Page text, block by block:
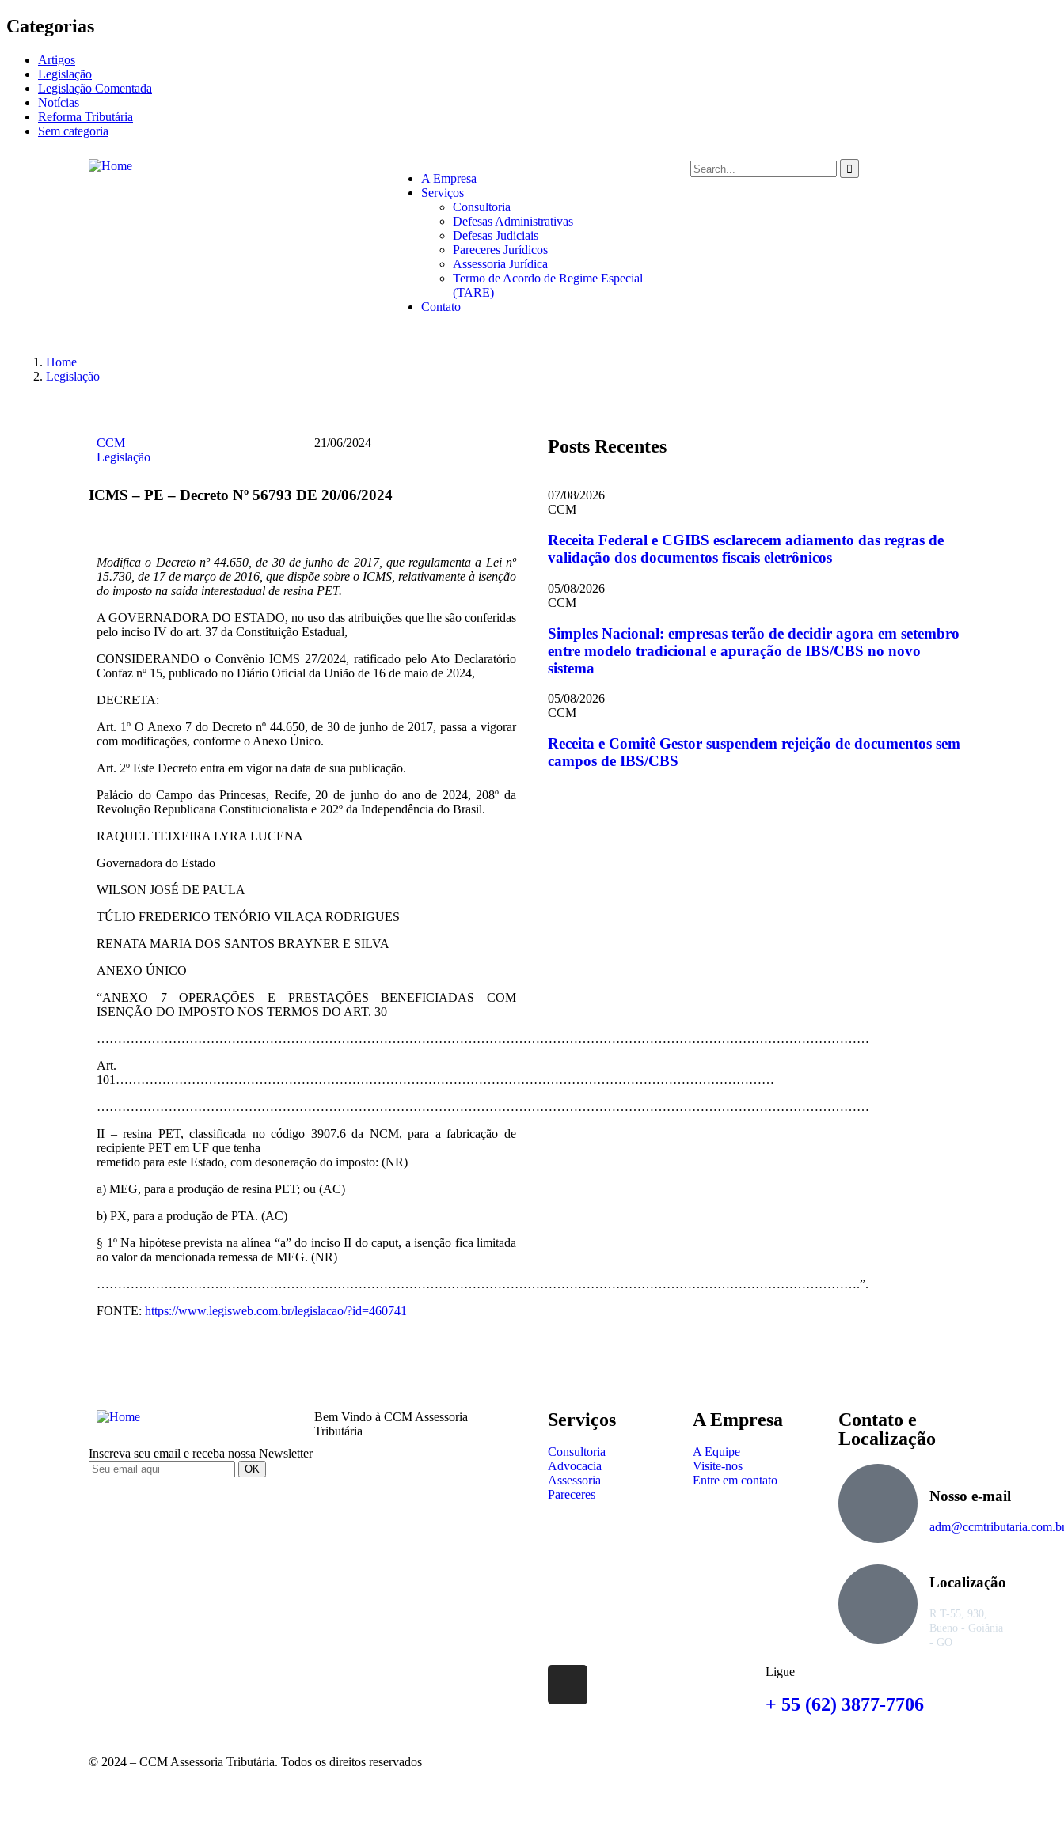
Categorias
Artigos
Legislação
Legislação Comentada
Notícias
Reforma Tributária
Sem categoria
A Empresa
Serviços
Consultoria
Defesas Administrativas
Defesas Judiciais
Pareceres Jurídicos
Assessoria Jurídica
Termo de Acordo de Regime Especial
(TARE)
Contato
Home
Legislação
CCM
Legislação
21/06/2024
ICMS – PE – Decreto Nº 56793 DE 20/06/2024
Modifica o Decreto nº 44.650, de 30 de junho de 2017, que regulamenta a Lei nº
15.730, de 17 de março de 2016, que dispõe sobre o ICMS, relativamente à isenção
do imposto na saída interestadual de resina PET.
A GOVERNADORA DO ESTADO, no uso das atribuições que lhe são conferidas
pelo inciso IV do art. 37 da Constituição Estadual,
CONSIDERANDO o Convênio ICMS 27/2024, ratificado pelo Ato Declaratório
Confaz nº 15, publicado no Diário Oficial da União de 16 de maio de 2024,
DECRETA:
Art. 1º O Anexo 7 do Decreto nº 44.650, de 30 de junho de 2017, passa a vigorar
com modificações, conforme o Anexo Único.
Art. 2º Este Decreto entra em vigor na data de sua publicação.
Palácio do Campo das Princesas, Recife, 20 de junho do ano de 2024, 208º da
Revolução Republicana Constitucionalista e 202º da Independência do Brasil.
RAQUEL TEIXEIRA LYRA LUCENA
Governadora do Estado
WILSON JOSÉ DE PAULA
TÚLIO FREDERICO TENÓRIO VILAÇA RODRIGUES
RENATA MARIA DOS SANTOS BRAYNER E SILVA
ANEXO ÚNICO
“ANEXO 7 OPERAÇÕES E PRESTAÇÕES BENEFICIADAS COM
ISENÇÃO DO IMPOSTO NOS TERMOS DO ART. 30
…………………………………………………………………………………………………………………………………………………………………
Art.
101…………………………………………………………………………………………………………………………………………
…………………………………………………………………………………………………………………………………………………………………
II – resina PET, classificada no código 3907.6 da NCM, para a fabricação de
recipiente PET em UF que tenha
remetido para este Estado, com desoneração do imposto: (NR)
a) MEG, para a produção de resina PET; ou (AC)
b) PX, para a produção de PTA. (AC)
§ 1º Na hipótese prevista na alínea “a” do inciso II do caput, a isenção fica limitada
ao valor da mencionada remessa de MEG. (NR)
……………………………………………………………………………………………………………………………………………………………….”.
FONTE: https://www.legisweb.com.br/legislacao/?id=460741
Posts Recentes
07/08/2026
CCM
Receita Federal e CGIBS esclarecem adiamento das regras de
validação dos documentos fiscais eletrônicos
05/08/2026
CCM
Simples Nacional: empresas terão de decidir agora em setembro
entre modelo tradicional e apuração de IBS/CBS no novo
sistema
05/08/2026
CCM
Receita e Comitê Gestor suspendem rejeição de documentos sem
campos de IBS/CBS
Bem Vindo à CCM Assessoria
Tributária
Inscreva seu email e receba nossa Newsletter
Serviços
Consultoria
Advocacia
Assessoria
Pareceres
A Empresa
A Equipe
Visite-nos
Entre em contato
Contato e
Localização
Nosso e-mail
Localização
R T-55, 930,
Bueno - Goiânia
- GO
Ligue
+ 55 (62) 3877-7706
© 2024 – CCM Assessoria Tributária. Todos os direitos reservados